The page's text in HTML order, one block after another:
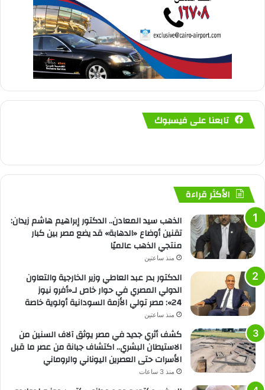
تابعنا على فيسبوك
الأكثر قراءة
الذهب سيد المعادن.. الدكتور إبراهيم هاشم زيدان:
تقنين أوضاع «الدهابة» قد يضع مصر بين كبار
منتجي الذهب عالميًا
منذ ساعتين
الدكتور بدر عبد العاطي وزير الخارجية والتعاون
الدولي المصري في حوار خاص لـ«أفرو نيوز
24»: مصر تولي الأزمة السودانية أولوية خاصة
منذ ساعتين
كشف أثري جديد في مصر يوثق آلاف السنين من
الاستيطان البشري.. اكتشاف جبانة من عصر ما قبل
الأسرات حتى العصرين اليوناني والروماني
منذ 3 ساعات